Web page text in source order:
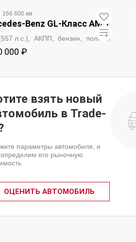
166 600 км
GL-Класс AMG
л.с.), АКПП, бензин, полный
000 ₽
взять новый
в Trade-
параметры автомобиля, и
его рыночную
ОЦЕНИТЬ АВТОМОБИЛЬ